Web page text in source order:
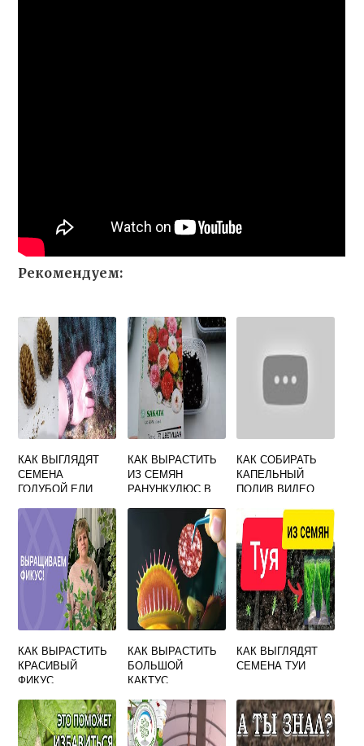
Рекомендуем:
КАК ВЫГЛЯДЯТ
СЕМЕНА
ГОЛУБОЙ ЕЛИ
КАК ВЫРАСТИТЬ
ИЗ СЕМЯН
РАНУНКУЛЮС В
КАК СОБИРАТЬ
КАПЕЛЬНЫЙ
ПОЛИВ ВИДЕО
КАК ВЫРАСТИТЬ
КРАСИВЫЙ
ФИКУС
КАК ВЫРАСТИТЬ
БОЛЬШОЙ
КАКТУС
КАК ВЫГЛЯДЯТ
СЕМЕНА ТУИ